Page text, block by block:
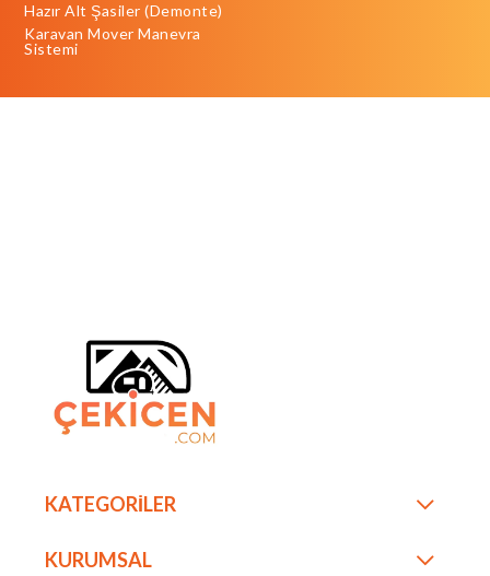
Hazır Alt Şasiler (Demonte)
Karavan Mover Manevra
Sistemi
KATEGORİLER
KURUMSAL